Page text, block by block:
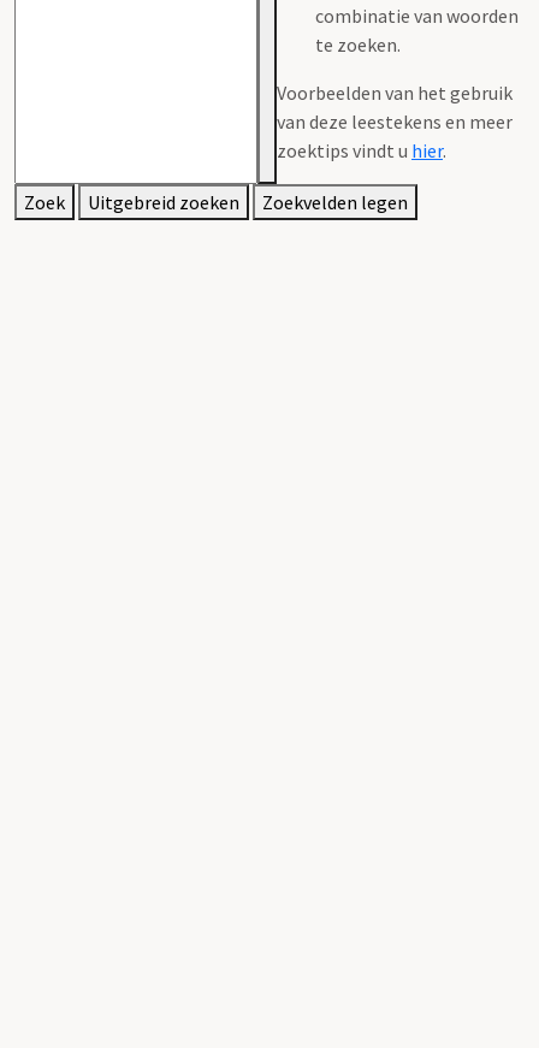
combinatie van woorden
te zoeken.
Voorbeelden van het gebruik
van deze leestekens en meer
zoektips vindt u hier.
Zoek Uitgebreid zoeken Zoekvelden legen